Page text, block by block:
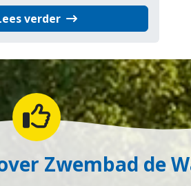
verder
Zwembad de